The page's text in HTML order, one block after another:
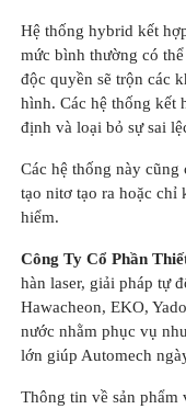
Hệ thống hybrid kết
mức bình thường có
độc quyền sẽ trộn các
hình. Các hệ thống kết
định và loại bỏ sự sai
Các hệ thống này
tạo nitơ tạo ra hoặc chỉ
hiểm.
Công Ty Cổ Phần
hàn laser, giải pháp tự
Hawacheon, EKO,
nước nhằm phục vụ
lớn giúp Automech
Thông tin về sản phẩm